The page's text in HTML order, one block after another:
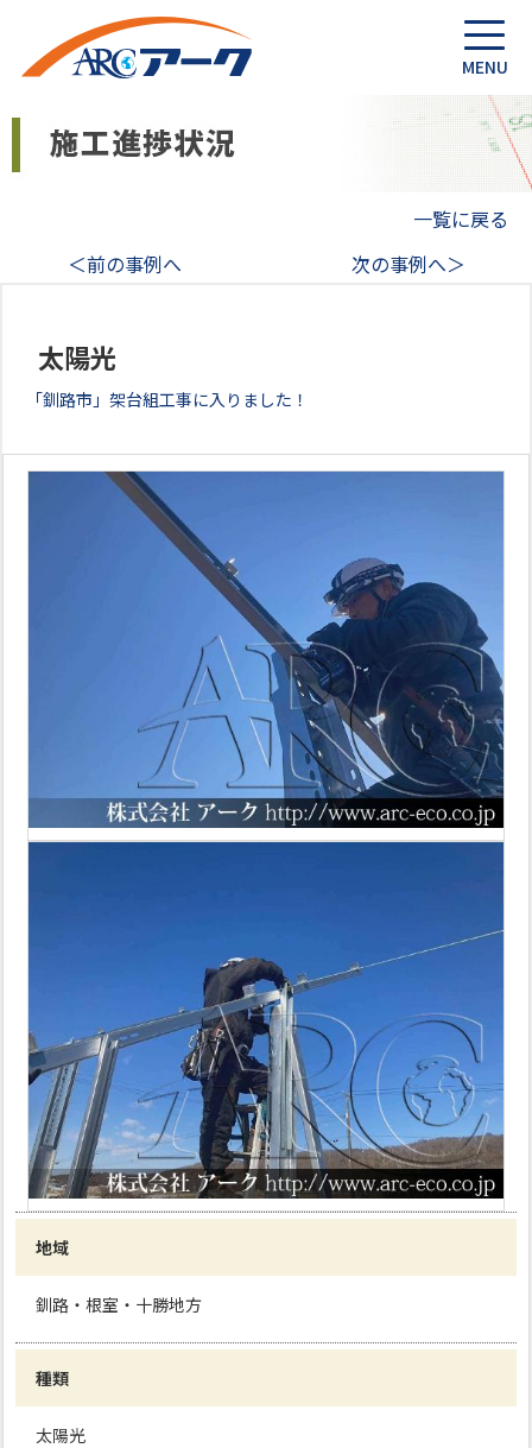
一覧に戻る
＜前の事例へ
次の事例へ＞
太陽光
「釧路市」架台組工事に入りました！
地域
釧路・根室・十勝地方
種類
太陽光